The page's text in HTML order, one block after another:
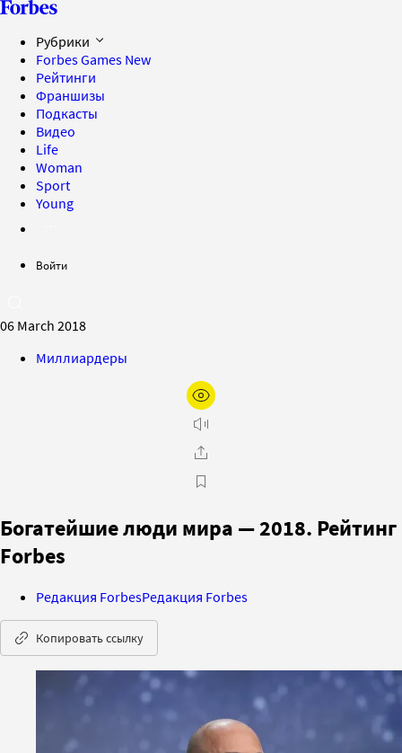
Рубрики
Forbes Games New
Рейтинги
Франшизы
Подкасты
Видео
Life
Woman
Sport
Young
Войти
06 March 2018
Миллиардеры
Богатейшие люди мира — 2018. Рейтинг
Forbes
Редакция ForbesРедакция Forbes
Копировать ссылку